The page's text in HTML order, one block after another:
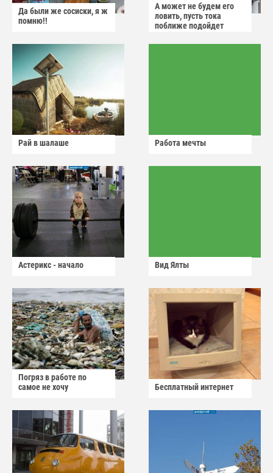
Да были же сосиски, я ж
помню!!
А может не будем его
ловить, пусть тока
поближе подойдет
Рай в шалаше Работа мечты
Астерикс - начало Вид Ялты
Погряз в работе по
самое не хочу
Бесплатный интернет